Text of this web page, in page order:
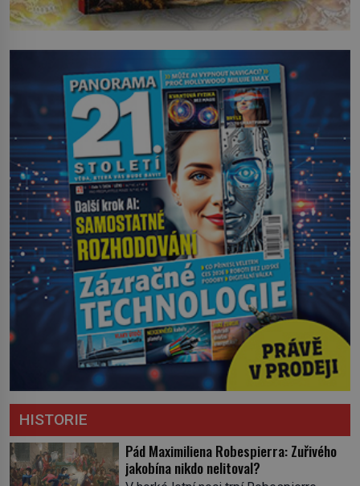
HISTORIE
Pád Maximiliena Robespierra: Zuřivého
jakobína nikdo nelitoval?